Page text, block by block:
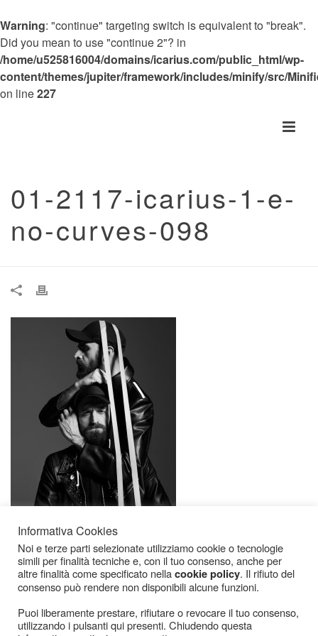
Warning: "continue" targeting switch is equivalent to "break".
Did you mean to use "continue 2"? in
/home/u525816004/domains/icarius.com/public_html/wp-
content/themes/jupiter/framework/includes/minify/src/
on line227
01-2117-icarius-1-e-
no-curves-098
Informativa Cookies
Noi e terze parti selezionate utilizziamo cookie o tecnologie
simili per finalità tecniche e, con il tuo consenso, anche per
altre finalità come specificato nellacookie policy. Il rifiuto del
consenso può rendere non disponibili alcune funzioni.
Puoi liberamente prestare, rifiutare o revocare il tuo consenso,
utilizzando i pulsanti qui presenti. Chiudendo questa